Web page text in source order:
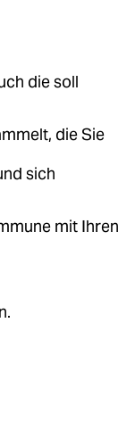
die soll
die Sie
sich
mit Ihren